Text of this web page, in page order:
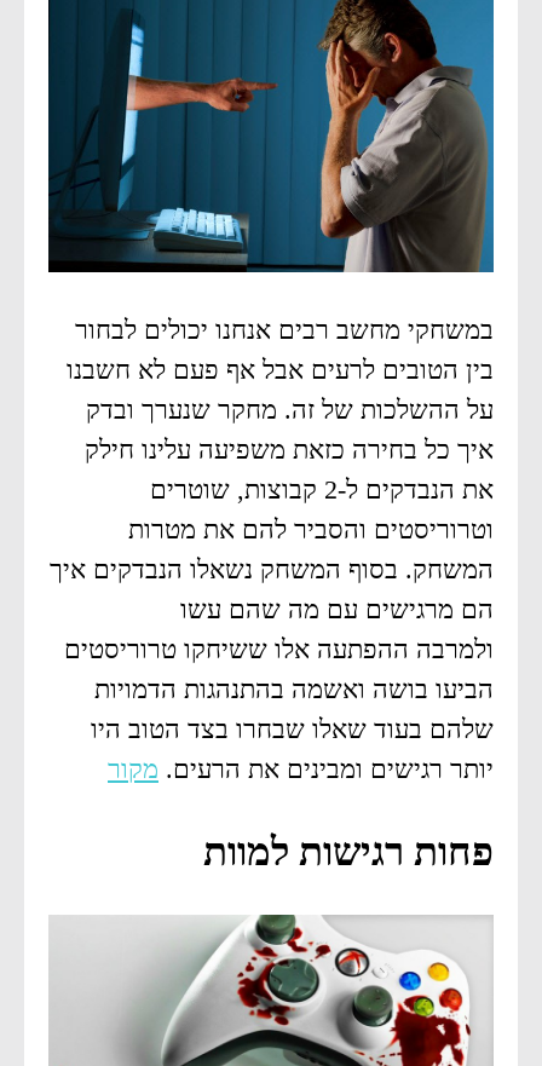
במשחקי מחשב רבים אנחנו יכולים לבחור
בין הטובים לרעים אבל אף פעם לא חשבנו
על ההשלכות של זה. מחקר שנערך ובדק
איך כל בחירה כזאת משפיעה עלינו חילק
את הנבדקים ל-2 קבוצות, שוטרים
וטרוריסטים והסביר להם את מטרות
המשחק. בסוף המשחק נשאלו הנבדקים איך
הם מרגישים עם מה שהם עשו
ולמרבה ההפתעה אלו ששיחקו טרוריסטים
הביעו בושה ואשמה בהתנהגות הדמויות
שלהם בעוד שאלו שבחרו בצד הטוב היו
יותר רגישים ומבינים את הרעים. מקור
פחות רגישות למוות